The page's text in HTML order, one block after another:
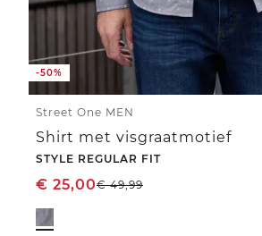
-50%
Street One MEN
Shirt met visgraatmotief
STYLE REGULAR FIT
€ 25,00€49,99